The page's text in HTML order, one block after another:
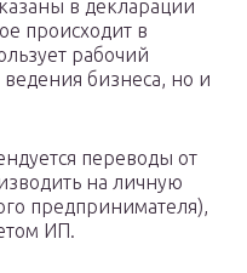
в декларации
происходит в
рабочий
ведения бизнеса, но и
переводы от
на личную
предпринимателя),
ИП.